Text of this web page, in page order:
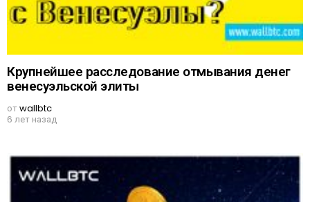
Крупнейшее расследование отмывания денег
венесуэльской элиты
отwallbtc
6 лет назад